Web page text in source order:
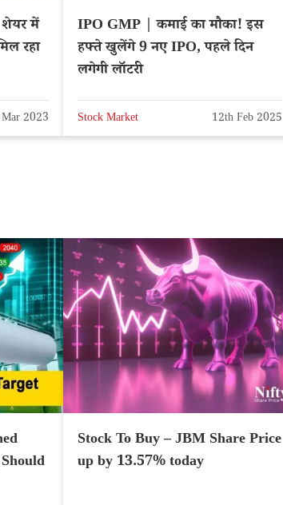
रहा
2023
IPO GMP | कमाई का मौका! इस
हफ्ते खुलेंगे 9 नए IPO, पहले दिन
लगेगी लॉटरी
Stock Market 12th Feb 2025
Stock To Buy – JBM Share Price
up by 13.57% today